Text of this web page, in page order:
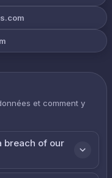
et comment y
breach of our